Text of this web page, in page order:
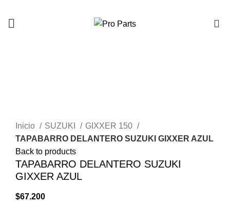
Inicio
SUZUKI
GIXXER 150
TAPABARRO DELANTERO SUZUKI GIXXER AZUL
Back to products
TAPABARRO DELANTERO SUZUKI
GIXXER AZUL
$67.200